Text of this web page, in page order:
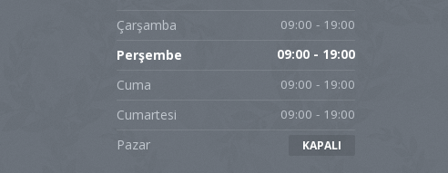
Çarşamba 09:00 - 19:00
Perşembe 09:00 - 19:00
Cuma 09:00 - 19:00
Cumartesi 09:00 - 19:00
Pazar KAPALI